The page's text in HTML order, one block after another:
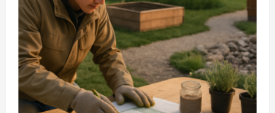
Economics
of
Nature